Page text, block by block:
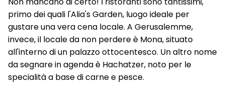
primo dei quali l'Alia's Garden, luogo ideale per
gustare una vera cena locale. A Gerusalemme,
invece, il locale da non perdere è Mona, situato
all'interno di un palazzo ottocentesco. Un altro nome
da segnare in agenda è Hachatzer, noto per le
specialità a base di carne e pesce.